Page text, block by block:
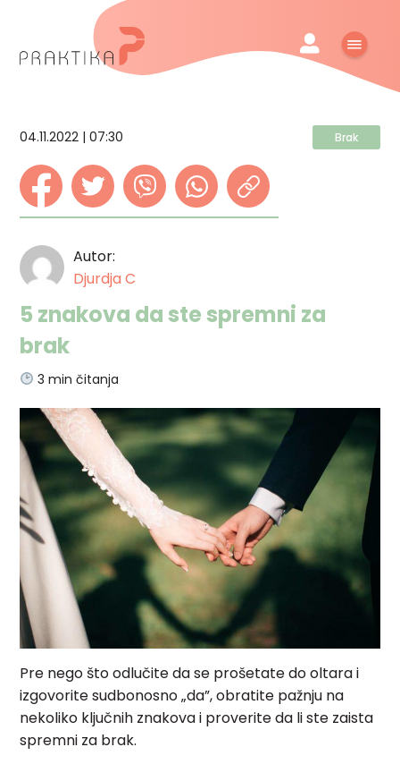
04.11.2022 | 07:30 Brak
Autor:
Djurdja C
5 znakova da ste spremni za
brak
3 min čitanja
Pre nego što odlučite da se prošetate do oltara i
izgovorite sudbonosno „da”, obratite pažnju na
nekoliko ključnih znakova i proverite da li ste zaista
spremni za brak.